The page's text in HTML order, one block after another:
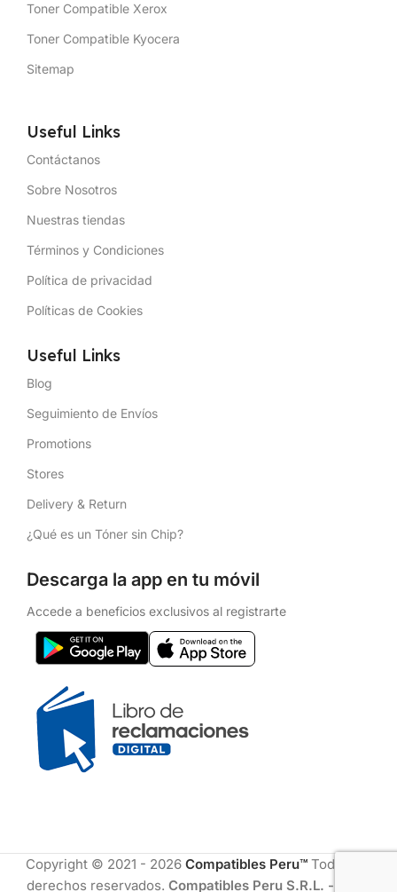
Toner Compatible Xerox
Toner Compatible Kyocera
Sitemap
Useful Links
Contáctanos
Sobre Nosotros
Nuestras tiendas
Términos y Condiciones
Política de privacidad
Políticas de Cookies
Useful Links
Blog
Seguimiento de Envíos
Promotions
Stores
Delivery & Return
¿Qué es un Tóner sin Chip?
Descarga la app en tu móvil
Accede a beneficios exclusivos al registrarte
Copyright © 2021 - 2026 Compatibles Peru™Todos los
derechos reservados. Compatibles Peru S.R.L. - RUC: